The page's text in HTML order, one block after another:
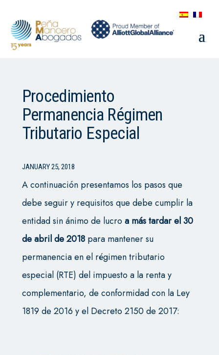
Procedimiento
Permanencia Régimen
Tributario Especial
JANUARY 25, 2018
A continuación presentamos los pasos que
debe seguir y requisitos que debe cumplir la
entidad sin ánimo de lucro a más tardar el 30
de abril de 2018 para mantener su
permanencia en el régimen tributario
especial (RTE) del impuesto a la renta y
complementario, de conformidad con la Ley
1819 de 2016 y el Decreto 2150 de 2017: